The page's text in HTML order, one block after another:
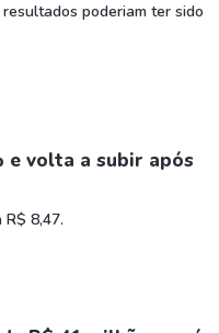
poderiam ter sido
e volta a subir após
8,47.